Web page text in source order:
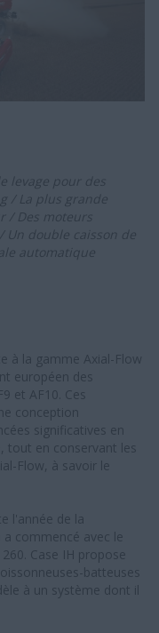
levage pour des
/ La plus grande
Des moteurs
Un double caisson de
automatique
à la gamme Axial-Flow
européen des
et AF10. Ces
conception
significatives en
tout en conservant les
Flow, à savoir le
l'année de la
commencé avec le
Case IH propose
batteuses
à un système dont il